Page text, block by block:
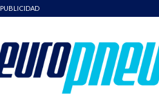
PUBLICIDAD